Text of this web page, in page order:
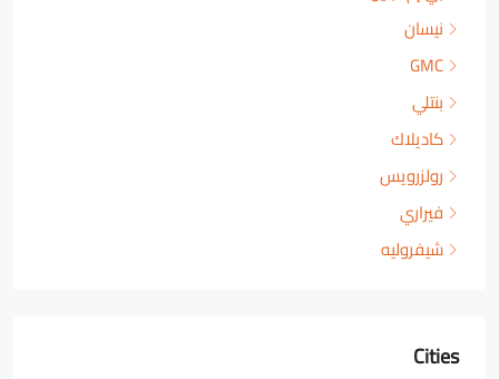
نيسان
GMC
بنتلي
كاديلاك
رولزرويس
فيراري
شيفروليه
Cities